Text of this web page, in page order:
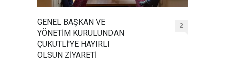
GENEL BAŞKAN VE
YÖNETİM KURULUNDAN
ÇUKUTLİ'YE HAYIRLI
OLSUN ZİYARETİ
2